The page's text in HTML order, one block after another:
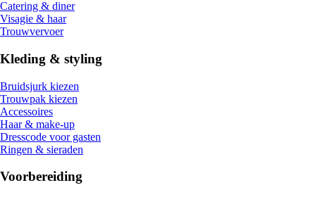
Catering & diner
Visagie & haar
Trouwvervoer
Kleding & styling
Bruidsjurk kiezen
Trouwpak kiezen
Accessoires
Haar & make-up
Dresscode voor gasten
Ringen & sieraden
Voorbereiding